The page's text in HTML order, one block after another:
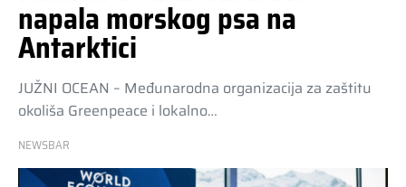
napala morskog psa na
Antarktici
JUŽNI OCEAN – Međunarodna organizacija za zaštitu
okoliša Greenpeace i lokalno…
NEWSBAR